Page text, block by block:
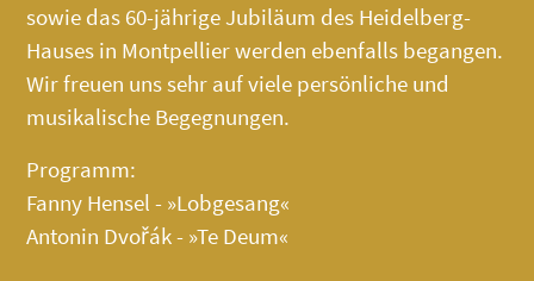
sowie das 60-jährige Jubiläum des Heidelberg-
Hauses in Montpellier werden ebenfalls begangen.
Wir freuen uns sehr auf viele persönliche und
musikalische Begegnungen.
Programm:
Fanny Hensel - »Lobgesang«
Antonin Dvořák - »Te Deum«